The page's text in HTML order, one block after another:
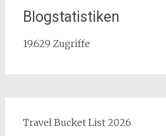
Blogstatistiken
19.629 Zugriffe
Travel Bucket List 2026